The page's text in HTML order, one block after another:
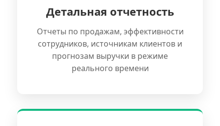
Детальная отчетность
Отчеты по продажам, эффективности
сотрудников, источникам клиентов и
прогнозам выручки в режиме
реального времени